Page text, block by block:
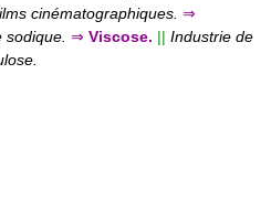
cinématographiques. ⇒
sodique. ⇒ Viscose. || Industrie de